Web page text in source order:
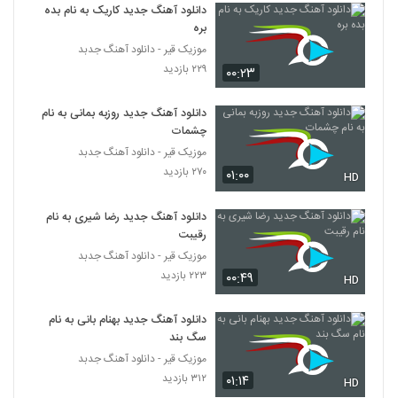
سجاد حاتمی آهنگ عزیزترینی
46
Derayan Toro Mikham
آهنگ مهدی غریب بنام حالا حالا
۹۴۰ بازدید
دانلود آهنگ وصال امیری تقدیر
دانلود آهنگ سیامک عباسی من دیوانه نیستم
۰۰:۲۳
دانلود آهنگ جدید کاریک به نام بده
بره
موزیک قیر - دانلود آهنگ جدبد
۲۲۹ بازدید
۰۱:۰۰ HD
دانلود آهنگ جدید روزبه بمانی به نام
چشمات
موزیک قیر - دانلود آهنگ جدبد
۲۷۰ بازدید
۰۰:۴۹ HD
دانلود آهنگ جدید رضا شیری به نام
رقیبت
موزیک قیر - دانلود آهنگ جدبد
۲۲۳ بازدید
۰۱:۱۴ HD
دانلود آهنگ جدید بهنام بانی به نام
سگ بند
موزیک قیر - دانلود آهنگ جدبد
۳۱۲ بازدید